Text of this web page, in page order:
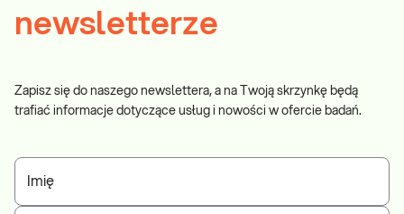
newsletterze
Zapisz się do naszego newslettera, a na Twoją skrzynkę będą
trafiać informacje dotyczące usług i nowości w ofercie badań.
Imię